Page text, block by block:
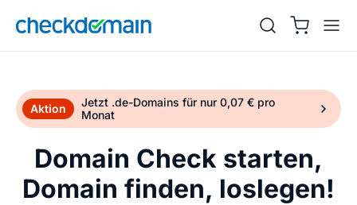
Aktion
Jetzt .de-Domains für nur 0,07 € pro
Monat
Domain Check starten,
Domain finden, loslegen!